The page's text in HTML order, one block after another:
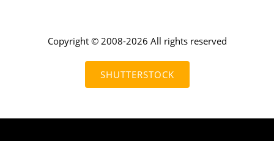
Copyright © 2008-2026 All rights reserved
SHUTTERSTOCK